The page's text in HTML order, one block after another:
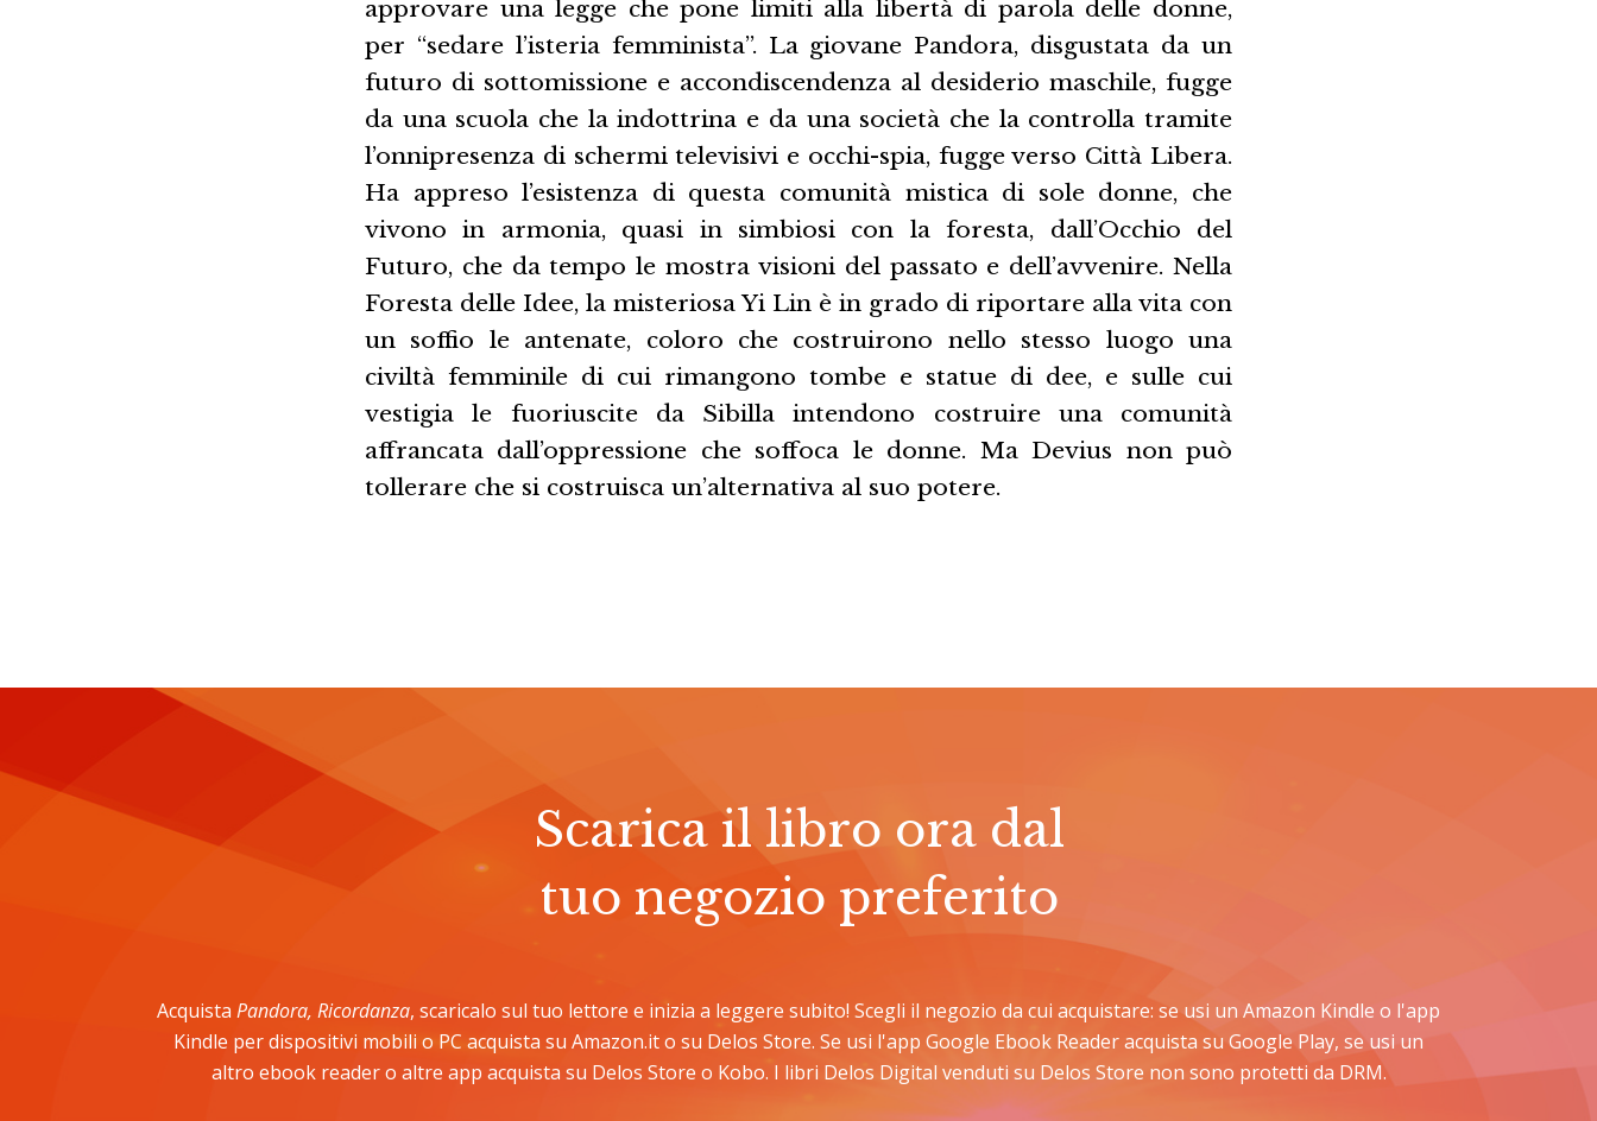
approvare una legge che pone limiti alla libertà di parola delle donne,
per “sedare l’isteria femminista”. La giovane Pandora, disgustata da un
futuro di sottomissione e accondiscendenza al desiderio maschile, fugge
da una scuola che la indottrina e da una società che la controlla tramite
l’onnipresenza di schermi televisivi e occhi-spia, fugge verso Città Libera.
Ha appreso l’esistenza di questa comunità mistica di sole donne, che
vivono in armonia, quasi in simbiosi con la foresta, dall’Occhio del
Futuro, che da tempo le mostra visioni del passato e dell’avvenire. Nella
Foresta delle Idee, la misteriosa Yi Lin è in grado di riportare alla vita con
un soffio le antenate, coloro che costruirono nello stesso luogo una
civiltà femminile di cui rimangono tombe e statue di dee, e sulle cui
vestigia le fuoriuscite da Sibilla intendono costruire una comunità
affrancata dall’oppressione che soffoca le donne. Ma Devius non può
tollerare che si costruisca un’alternativa al suo potere.
Scarica il libro ora dal
tuo negozio preferito
Acquista Pandora, Ricordanza, scaricalo sul tuo lettore e inizia a leggere subito! Scegli il negozio da cui acquistare: se usi un Amazon Kindle o l'app
Kindle per dispositivi mobili o PC acquista su Amazon.it o su Delos Store. Se usi l'app Google Ebook Reader acquista su Google Play, se usi un
altro ebook reader o altre app acquista su Delos Store o Kobo. I libri Delos Digital venduti su Delos Store non sono protetti da DRM.